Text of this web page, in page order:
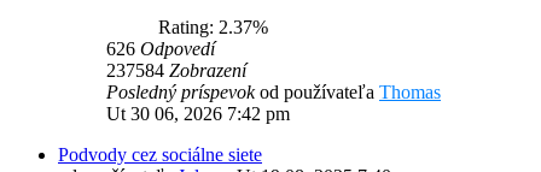
Rating: 2.37%
626 Odpovedí
237584 Zobrazení
Posledný príspevokod používateľa Thomas
Ut 30 06, 2026 7:42 pm
Podvody cez sociálne siete